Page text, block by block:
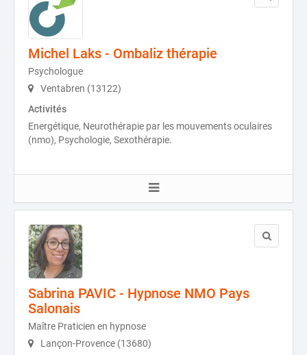
Michel Laks - Ombaliz thérapie
Psychologue
Ventabren (13122)
Activités
Energétique, Neurothérapie par les mouvements oculaires
(nmo), Psychologie, Sexothérapie.
Sabrina PAVIC - Hypnose NMO Pays
Salonais
Maître Praticien en hypnose
Lançon-Provence (13680)